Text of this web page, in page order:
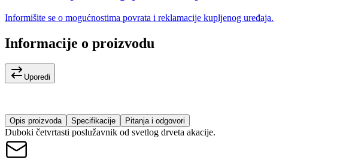
Informišite se o mogućnostima povrata i reklamacije kupljenog uređaja.
Informacije o proizvodu
Uporedi
Opis proizvoda Specifikacije Pitanja i odgovori
Duboki četvrtasti poslužavnik od svetlog drveta akacije.